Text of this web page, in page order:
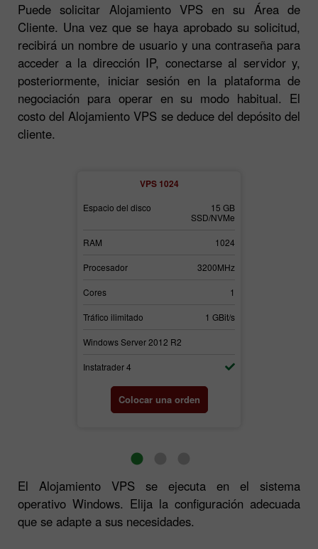
Puede solicitar Alojamiento VPS en su Área de
Cliente. Una vez que se haya aprobado su solicitud,
recibirá un nombre de usuario y una contraseña para
acceder a la dirección IP, conectarse al servidor y,
posteriormente, iniciar sesión en la plataforma de
negociación para operar en su modo habitual. El
costo del Alojamiento VPS se deduce del depósito del
cliente.
VPS 1024
Espacio del disco
15 GB
SSD/NVMe
RAM 1024
Procesador 3200MHz
Cores 1
Tráfico ilimitado 1 GBit/s
Windows Server 2012 R2
Instatrader 4
Colocar una orden
El Alojamiento VPS se ejecuta en el sistema
operativo Windows. Elija la configuración adecuada
que se adapte a sus necesidades.